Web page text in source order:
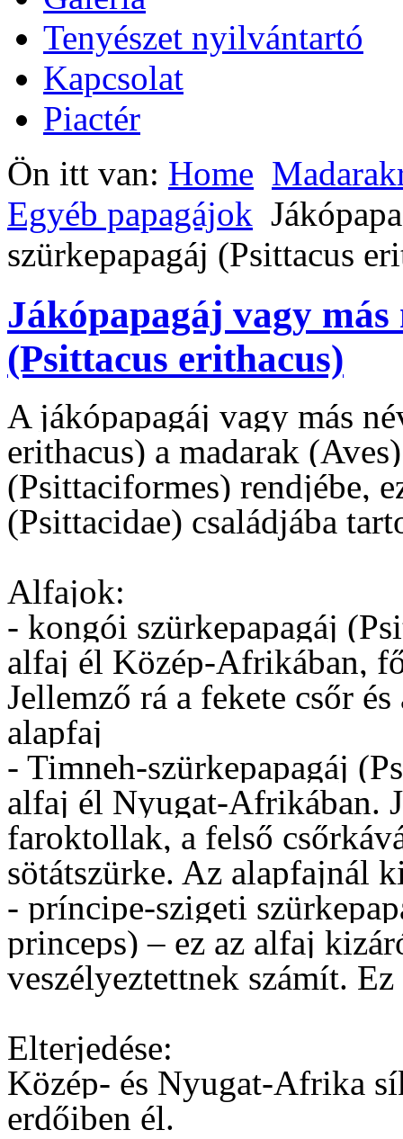
Tenyészet nyilvántartó
Kapcsolat
Piactér
Ön itt van: Home
Egyéb papagájok
szürkepapagáj (Psittacus
Jákópapagáj vagy
(Psittacus erithacus)
A jákópapagáj vagy más
erithacus) a madarak
(Psittaciformes) rendjébe,
(Psittacidae) családjába
Alfajok:
- kongói szürkepapagáj
alfaj él Közép-Afrikában,
Jellemző rá a fekete csőr
alapfaj
- Timneh-szürkepapagáj
alfaj él Nyugat-Afrikában.
faroktollak, a felső
sötátszürke. Az alapfajnál
- príncipe-szigeti
princeps) – ez az alfaj
veszélyeztettnek számít.
Elterjedése:
Közép- és Nyugat-Afrika
erdőiben él.